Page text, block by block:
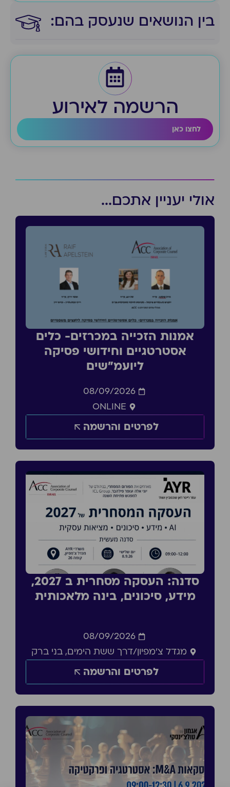
בין הנושאים שנעסק בהם:​
הרשמה לאירוע
לחצו כאן
אולי יעניין אתכם...
אמנות הזכייה במכרזים- כלים
אסטרטגיים וחידושי פסיקה
ליועמ״שים
08/09/2026
ONLINE
לפרטים והרשמה
סדנה: העסקה מסחרית ב 2027,
מידע, סיכונים, בינה מלאכותית
08/09/2026
מגדל צ'מפיון/דרך ששת הימים, בני ברק
לפרטים והרשמה